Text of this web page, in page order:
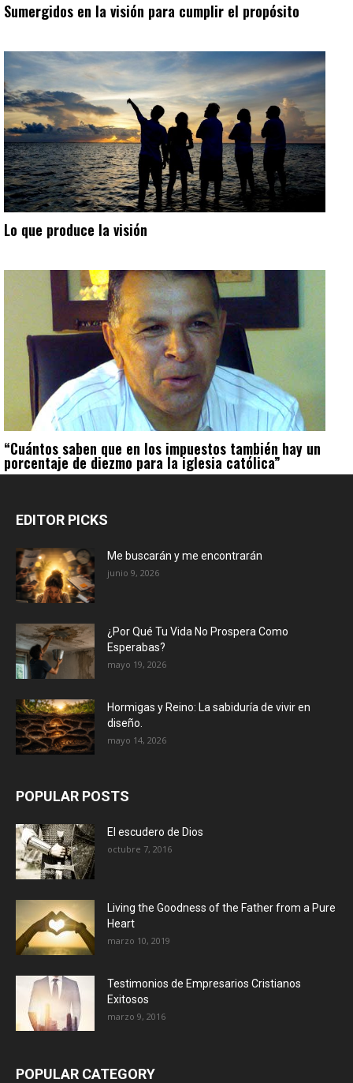
Sumergidos en la visión para cumplir el propósito
Lo que produce la visión
“Cuántos saben que en los impuestos también hay un
porcentaje de diezmo para la iglesia católica”
EDITOR PICKS
Me buscarán y me encontrarán
junio 9, 2026
¿Por Qué Tu Vida No Prospera Como
Esperabas?
mayo 19, 2026
Hormigas y Reino: La sabiduría de vivir en
diseño.
mayo 14, 2026
POPULAR POSTS
El escudero de Dios
octubre 7, 2016
Living the Goodness of the Father from a Pure
Heart
marzo 10, 2019
Testimonios de Empresarios Cristianos
Exitosos
marzo 9, 2016
POPULAR CATEGORY